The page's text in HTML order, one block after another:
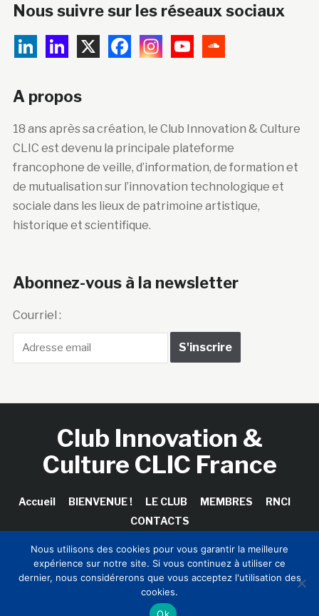
Nous suivre sur les réseaux sociaux
A propos
18 ans après sa création, le Club Innovation & Culture
CLIC est devenu la principale plateforme
francophone de veille, d’information, de formation et
de mutualisation sur l’innovation technologique et
sociale dans les lieux de patrimoine artistique,
historique et scientifique.
Abonnez-vous à la newsletter
Courriel :
Club Innovation &
Culture CLIC France
Accueil BIENVENUE ! LE CLUB MEMBRES
RNCI
CONTACTS
Copyright © 2026 Club Innovation & Culture CLIC France /
Sinapses Conseils
Nous utilisons des cookies pour vous garantir la meilleure
expérience sur notre site. Si vous continuez à utiliser ce
dernier, nous considérerons que vous acceptez l'utilisation des
cookies.
Ok